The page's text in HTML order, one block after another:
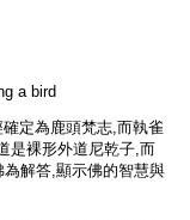
a bird
定為鹿頭梵志,而執雀
是裸形外道尼乾子,而
解答,顯示佛的智慧與